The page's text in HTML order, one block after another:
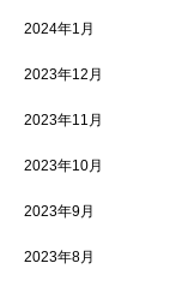
2024年1月
2023年12月
2023年11月
2023年10月
2023年9月
2023年8月